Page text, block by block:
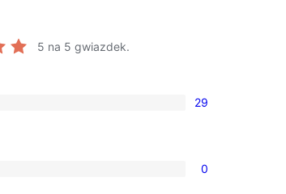
5 na 5 gwiazdek.
29
0